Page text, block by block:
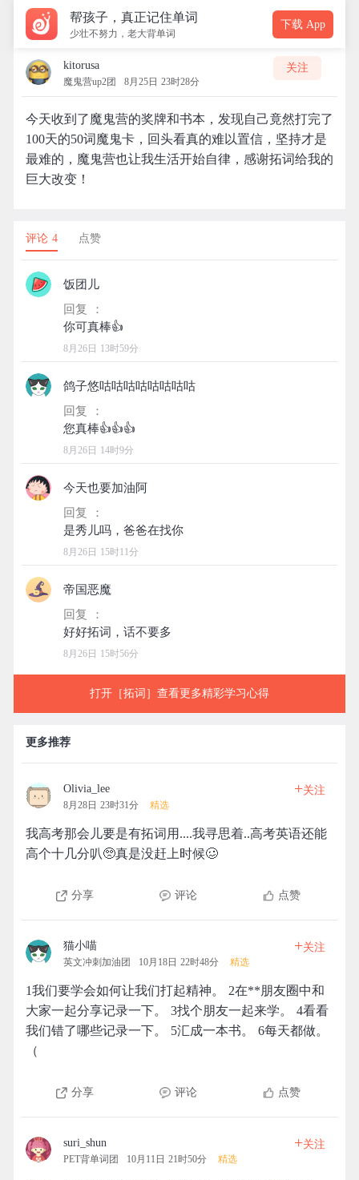
帮孩子，真正记住单词
少壮不努力，老大背单词
下载 App
kitorusa
魔鬼营up2团 8月25日 23时28分
关注
今天收到了魔鬼营的奖牌和书本，发现自己竟然打完了
100天的50词魔鬼卡，回头看真的难以置信，坚持才是
最难的，魔鬼营也让我生活开始自律，感谢拓词给我的
巨大改变！
评论 4 点赞
饭团儿
回复 ：
8月26日 13时59分
鸽子悠咕咕咕咕咕咕咕咕
回复 ：
8月26日 14时9分
今天也要加油阿
回复 ：
8月26日 15时11分
帝国恶魔
回复 ：
8月26日 15时56分
打开［拓词］查看更多精彩学习心得
更多推荐
Olivia_lee
8月28日 23时31分 精选
+关注
我高考那会儿要是有拓词用....我寻思着..高考英语还能
高个十几分叭🥺真是没赶上时候🥴
分享 评论 点赞
猫小喵
英文冲刺加油团 10月18日 22时48分 精选
+关注
1我们要学会如何让我们打起精神。 2在**朋友圈中和
大家一起分享记录一下。 3找个朋友一起来学。 4看看
我们错了哪些记录一下。 5汇成一本书。 6每天都做。
（
分享 评论 点赞
suri_shun
PET背单词团 10月11日 21时50分 精选
+关注